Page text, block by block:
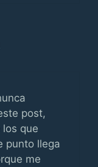
post,
que
punto llega
me